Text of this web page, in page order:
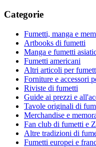
Categorie
Fumetti, manga e
Artbooks di fumetti
Manga e fumetti
Fumetti americani
Altri articoli per
Forniture e accessori
Riviste di fumetti
Guide ai prezzi e
Tavole originali di
Merchandise e
Fan club di fumetti e
Altre tradizioni di
Fumetti europei e